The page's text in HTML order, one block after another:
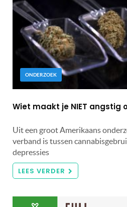
ONDERZOEK
Wiet maakt je NIET angstig
Uit een groot Amerikaans
verband is tussen
depressies
LEES VERDER